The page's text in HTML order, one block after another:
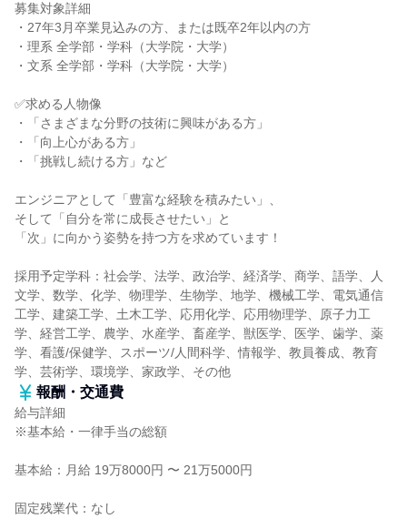
募集対象詳細
・27年3月卒業見込みの方、または既卒2年以内の方
・理系 全学部・学科（大学院・大学）
・文系 全学部・学科（大学院・大学）
✅求める人物像
・「さまざまな分野の技術に興味がある方」
・「向上心がある方」
・「挑戦し続ける方」など
エンジニアとして「豊富な経験を積みたい」、
そして「自分を常に成長させたい」と
「次」に向かう姿勢を持つ方を求めています！
採用予定学科：社会学、法学、政治学、経済学、商学、語学、人
文学、数学、化学、物理学、生物学、地学、機械工学、電気通信
工学、建築工学、土木工学、応用化学、応用物理学、原子力工
学、経営工学、農学、水産学、畜産学、獣医学、医学、歯学、薬
学、看護/保健学、スポーツ/人間科学、情報学、教員養成、教育
学、芸術学、環境学、家政学、その他
報酬・交通費
給与詳細
※基本給・一律手当の総額
基本給：月給 19万8000円 〜 21万5000円
固定残業代：なし